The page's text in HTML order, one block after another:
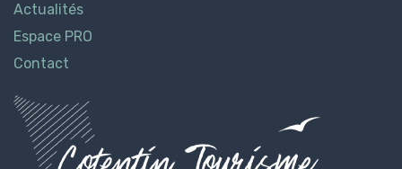
Actualités
Espace PRO
Contact